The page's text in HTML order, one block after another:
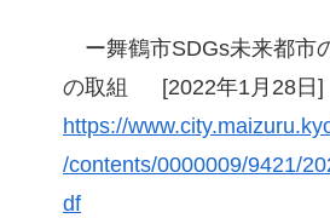
ー舞鶴市SDGs未来都市
の取組 [2022年1月28日]
https://
/contents/0000009/9421/
df